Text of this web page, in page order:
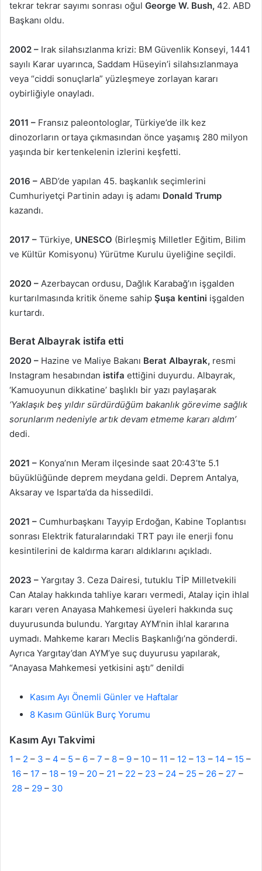
tekrar tekrar sayımı sonrası oğul George W. Bush, 42. ABD
Başkanı oldu.
2002 – Irak silahsızlanma krizi: BM Güvenlik Konseyi, 1441
sayılı Karar uyarınca, Saddam Hüseyin’i silahsızlanmaya
veya “ciddi sonuçlarla” yüzleşmeye zorlayan kararı
oybirliğiyle onayladı.
2011 – Fransız paleontologlar, Türkiye’de ilk kez
dinozorların ortaya çıkmasından önce yaşamış 280 milyon
yaşında bir kertenkelenin izlerini keşfetti.
2016 – ABD’de yapılan 45. başkanlık seçimlerini
Cumhuriyetçi Partinin adayı iş adamı Donald Trump
kazandı.
2017 – Türkiye, UNESCO (Birleşmiş Milletler Eğitim, Bilim
ve Kültür Komisyonu) Yürütme Kurulu üyeliğine seçildi.
2020 – Azerbaycan ordusu, Dağlık Karabağ’ın işgalden
kurtarılmasında kritik öneme sahip Şuşa kentini işgalden
kurtardı.
Berat Albayrak istifa etti
2020 – Hazine ve Maliye Bakanı Berat Albayrak, resmi
Instagram hesabından istifa ettiğini duyurdu. Albayrak,
‘Kamuoyunun dikkatine’ başlıklı bir yazı paylaşarak
‘Yaklaşık beş yıldır sürdürdüğüm bakanlık görevime sağlık
sorunlarım nedeniyle artık devam etmeme kararı aldım’
dedi.
2021 – Konya’nın Meram ilçesinde saat 20:43’te 5.1
büyüklüğünde deprem meydana geldi. Deprem Antalya,
Aksaray ve Isparta’da da hissedildi.
2021 – Cumhurbaşkanı Tayyip Erdoğan, Kabine Toplantısı
sonrası Elektrik faturalarındaki TRT payı ile enerji fonu
kesintilerini de kaldırma kararı aldıklarını açıkladı.
2023 – Yargıtay 3. Ceza Dairesi, tutuklu TİP Milletvekili
Can Atalay hakkında tahliye kararı vermedi, Atalay için ihlal
kararı veren Anayasa Mahkemesi üyeleri hakkında suç
duyurusunda bulundu. Yargıtay AYM’nin ihlal kararına
uymadı. Mahkeme kararı Meclis Başkanlığı’na gönderdi.
Ayrıca Yargıtay’dan AYM’ye suç duyurusu yapılarak,
“Anayasa Mahkemesi yetkisini aştı” denildi
Kasım Ayı Önemli Günler ve Haftalar
8 Kasım Günlük Burç Yorumu
Kasım Ayı Takvimi
1 – 2 – 3 – 4 – 5 – 6 – 7 – 8 – 9 – 10 – 11 – 12 – 13 – 14 – 15 –
16 – 17 – 18 – 19 – 20 – 21 – 22 – 23 – 24 – 25 – 26 – 27 –
28 – 29 – 30